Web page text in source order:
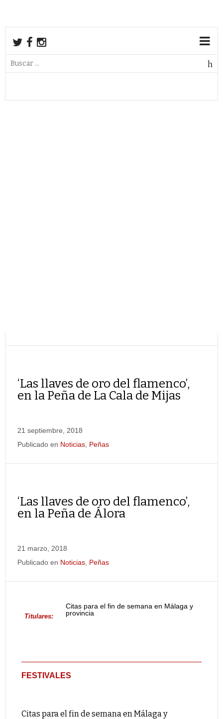
‘Las llaves de oro del flamenco’,
en la Peña de La Cala de Mijas
21 septiembre, 2018
Publicado en Noticias Peñas
‘Las llaves de oro del flamenco’,
en la Peña de Álora
21 marzo, 2018
Publicado en Noticias Peñas
Titulares:
Citas para el fin de semana en Málaga y
provincia
FESTIVALES
Citas para el fin de semana en Málaga y